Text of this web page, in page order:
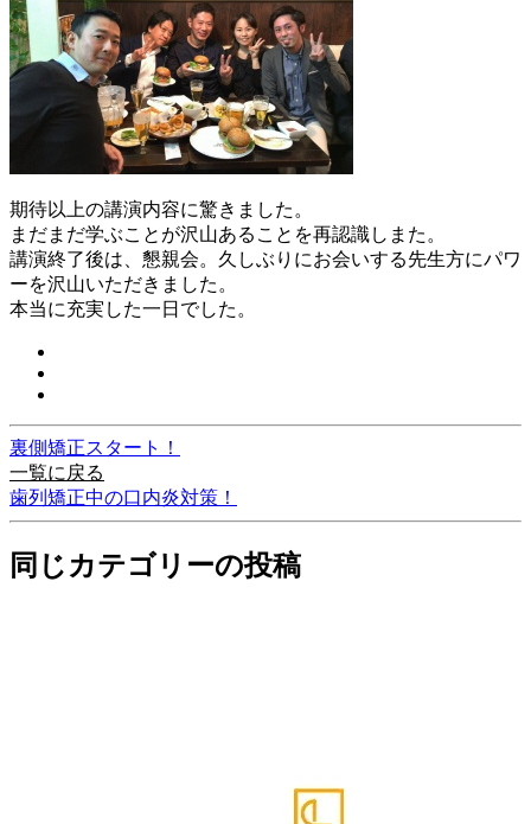
期待以上の講演内容に驚きました。
まだまだ学ぶことが沢山あることを再認識しまた。
講演終了後は、懇親会。久しぶりにお会いする先生方にパワ
ーを沢山いただきました。
本当に充実した一日でした。
裏側矯正スタート！
一覧に戻る
歯列矯正中の口内炎対策！
同じカテゴリーの投稿